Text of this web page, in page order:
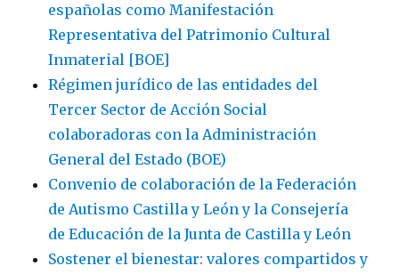
españolas como Manifestación
Representativa del Patrimonio Cultural
Inmaterial [BOE]
Régimen jurídico de las entidades del
Tercer Sector de Acción Social
colaboradoras con la Administración
General del Estado (BOE)
Convenio de colaboración de la Federación
de Autismo Castilla y León y la Consejería
de Educación de la Junta de Castilla y León
Sostener el bienestar: valores compartidos y